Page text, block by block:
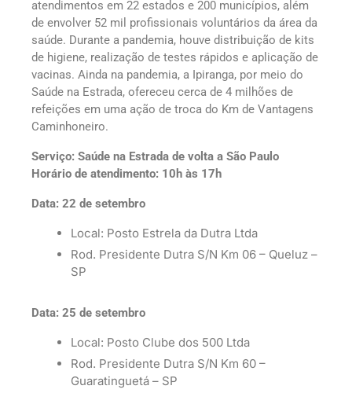
atendimentos em 22 estados e 200 municípios, além
de envolver 52 mil profissionais voluntários da área da
saúde. Durante a pandemia, houve distribuição de kits
de higiene, realização de testes rápidos e aplicação de
vacinas. Ainda na pandemia, a Ipiranga, por meio do
Saúde na Estrada, ofereceu cerca de 4 milhões de
refeições em uma ação de troca do Km de Vantagens
Caminhoneiro.
Serviço: Saúde na Estrada de volta a São Paulo
Horário de atendimento: 10h às 17h
Data: 22 de setembro
Local: Posto Estrela da Dutra Ltda
Rod. Presidente Dutra S/N Km 06 – Queluz –
SP
Data: 25 de setembro
Local: Posto Clube dos 500 Ltda
Rod. Presidente Dutra S/N Km 60 –
Guaratinguetá – SP